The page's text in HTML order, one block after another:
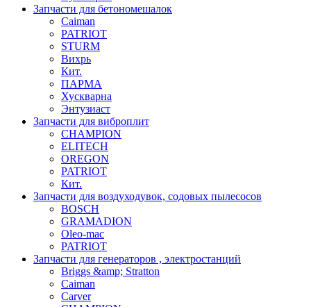
Запчасти для бетономешалок
Caiman
PATRIOT
STURM
Вихрь
Кит.
ПАРМА
Хускварна
Энтузиаст
Запчасти для виброплит
CHAMPION
ELITECH
OREGON
PATRIOT
Кит.
Запчасти для воздуходувок, содовых пылесосов
BOSCH
GRAMADION
Oleo-mac
PATRIOT
Запчасти для генераторов , электростанций
Briggs &amp; Stratton
Caiman
Carver